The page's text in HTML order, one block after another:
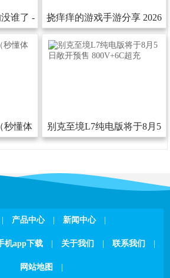
没谁了-
挠痒痒的游戏手游分享2026
秒懂体
别克至境L7纯电版将于8月5
产品中心 新闻中心
机app下载 关于我们 联系我们
网站地图